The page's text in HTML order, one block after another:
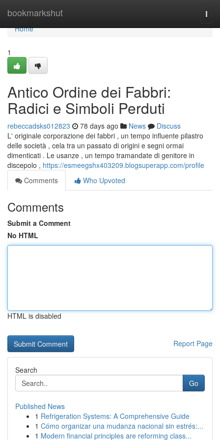
bookmarkshut
Home
Home
1
Antico Ordine dei Fabbri:
Radici e Simboli Perduti
rebeccadsks012823 78 days ago News
Discuss
L' originale corporazione dei fabbri , un tempo influente pilastro
delle società , cela tra un passato di origini e segni ormai
dimenticati . Le usanze , un tempo tramandate di genitore in
discepolo , https://esmeegshx403209.blogsuperapp.com/profile
Comments
Who Upvoted
Comments
Submit a Comment
No HTML
HTML is disabled
Report Page
Search
Go
Published News
1 Refrigeration Systems: A Comprehensive Guide
1 Cómo organizar una mudanza nacional sin estrés:...
1 Modern financial principles are reforming class...